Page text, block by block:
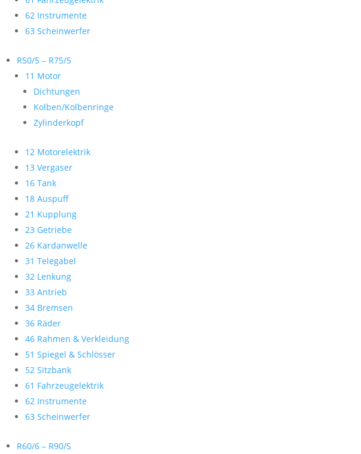
62 Instrumente
63 Scheinwerfer
R50/5 – R75/5
11 Motor
Dichtungen
Kolben/Kolbenringe
Zylinderkopf
12 Motorelektrik
13 Vergaser
16 Tank
18 Auspuff
21 Kupplung
23 Getriebe
26 Kardanwelle
31 Telegabel
32 Lenkung
33 Antrieb
34 Bremsen
36 Räder
46 Rahmen & Verkleidung
51 Spiegel & Schlösser
52 Sitzbank
61 Fahrzeugelektrik
62 Instrumente
63 Scheinwerfer
R60/6 – R90/S